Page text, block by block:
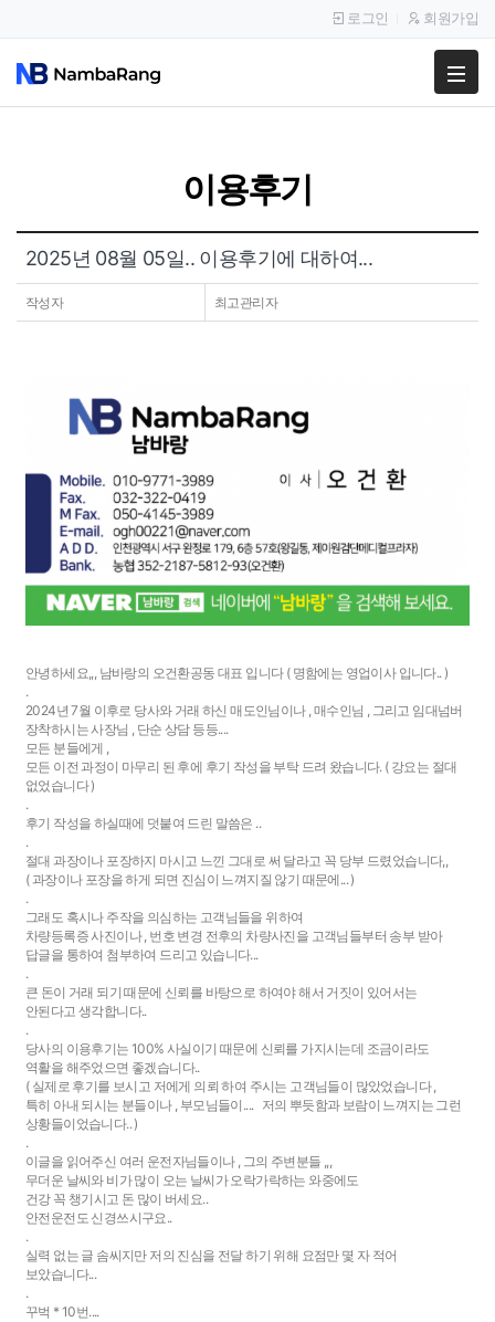
팔고
공지사항
이용후기
로그인 회원가입
이용후기
2025년 08월 05일.. 이용후기에 대하여...
작성자 최고관리자
안녕하세요,,, 남바랑의 오건환공동 대표 입니다 ( 명함에는 영업이사 입니다.. )
.
2024년 7월 이후로 당사와 거래 하신 매도인님이나 , 매수인님 , 그리고 임대넘버
장착하시는 사장님 , 단순 상담 등등....
모든 분들에게 ,
모든 이전 과정이 마무리 된 후에 후기 작성을 부탁 드려 왔습니다. ( 강요는 절대
없었습니다 )
.
후기 작성을 하실때에 덧붙여 드린 말씀은 ..
.
절대 과장이나 포장하지 마시고 느낀 그대로 써 달라고 꼭 당부 드렸었습니다,,
( 과장이나 포장을 하게 되면 진심이 느껴지질 않기 때문에... )
.
그래도 혹시나 주작을 의심하는 고객님들을 위하여
차량등록증 사진이나 , 번호 변경 전후의 차량사진을 고객님들부터 송부 받아
답글을 통하여 첨부하여 드리고 있습니다...
.
큰 돈이 거래 되기 때문에 신뢰를 바탕으로 하여야 해서 거짓이 있어서는
안된다고 생각합니다..
.
당사의 이용후기는 100% 사실이기 때문에 신뢰를 가지시는데 조금이라도
역활을 해주었으면 좋겠습니다..
( 실제로 후기를 보시고 저에게 의뢰 하여 주시는 고객님들이 많았었습니다 ,
특히 아내 되시는 분들이나 , 부모님들이.... 저의 뿌듯함과 보람이 느껴지는 그런
상황들이었습니다.. )
.
이글을 읽어주신 여러 운전자님들이나 , 그의 주변분들 ,,,
무더운 날씨와 비가 많이 오는 날씨가 오락가락하는 와중에도
건강 꼭 챙기시고 돈 많이 버세요..
안전운전도 신경쓰시구요..
.
실력 없는 글 솜씨지만 저의 진심을 전달 하기 위해 요점만 몇 자 적어
보았습니다...
.
꾸벅 * 10번....